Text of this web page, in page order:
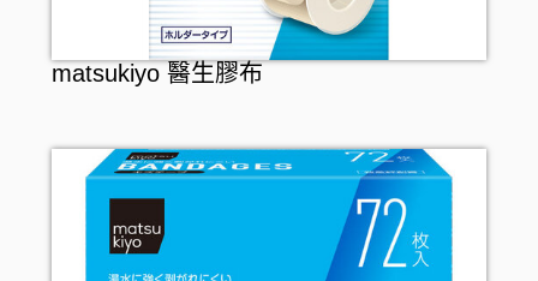
matsukiyo 醫生膠布